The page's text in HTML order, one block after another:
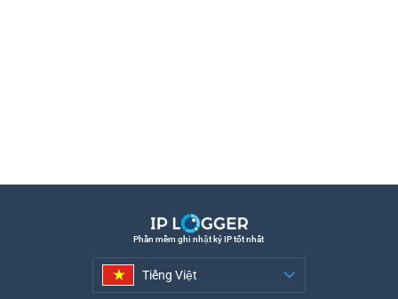
Phần mềm ghi nhật ký IP tốt nhất
Tiếng Việt